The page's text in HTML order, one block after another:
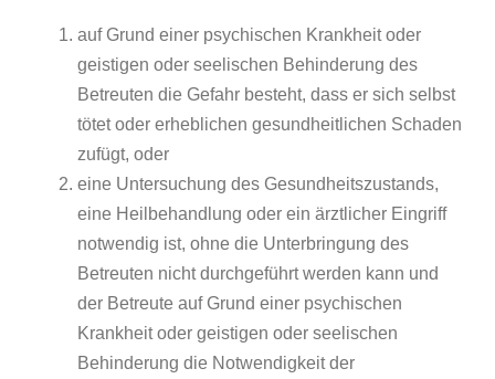
auf Grund einer psychischen Krankheit oder
geistigen oder seelischen Behinderung des
Betreuten die Gefahr besteht, dass er sich selbst
tötet oder erheblichen gesundheitlichen Schaden
zufügt, oder
eine Untersuchung des Gesundheitszustands,
eine Heilbehandlung oder ein ärztlicher Eingriff
notwendig ist, ohne die Unterbringung des
Betreuten nicht durchgeführt werden kann und
der Betreute auf Grund einer psychischen
Krankheit oder geistigen oder seelischen
Behinderung die Notwendigkeit der